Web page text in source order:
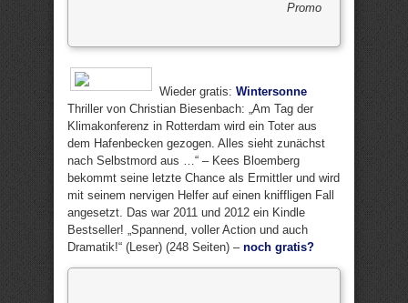
Promo
Wieder gratis: Wintersonne
Thriller von Christian Biesenbach: „Am Tag der
Klimakonferenz in Rotterdam wird ein Toter aus
dem Hafenbecken gezogen. Alles sieht zunächst
nach Selbstmord aus …“ – Kees Bloemberg
bekommt seine letzte Chance als Ermittler und wird
mit seinem nervigen Helfer auf einen kniffligen Fall
angesetzt. Das war 2011 und 2012 ein Kindle
Bestseller! „Spannend, voller Action und auch
Dramatik!“ (Leser) (248 Seiten) – noch gratis?